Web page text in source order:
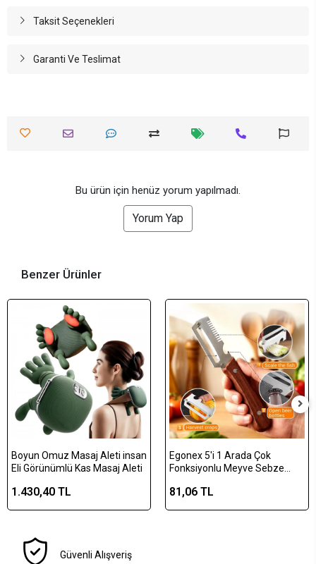
Taksit Seçenekleri
Garanti Ve Teslimat
Bu ürün için henüz yorum yapılmadı.
Yorum Yap
Benzer Ürünler
Boyun Omuz Masaj Aleti insan
Eli Görünümlü Kas Masaj Aleti
1.430,40 TL
Egonex 5'i 1 Arada Çok
Fonksiyonlu Meyve Sebze
Şişe Açacağı – Ahşap Saplı
81,06 TL
Güvenli Alışveriş